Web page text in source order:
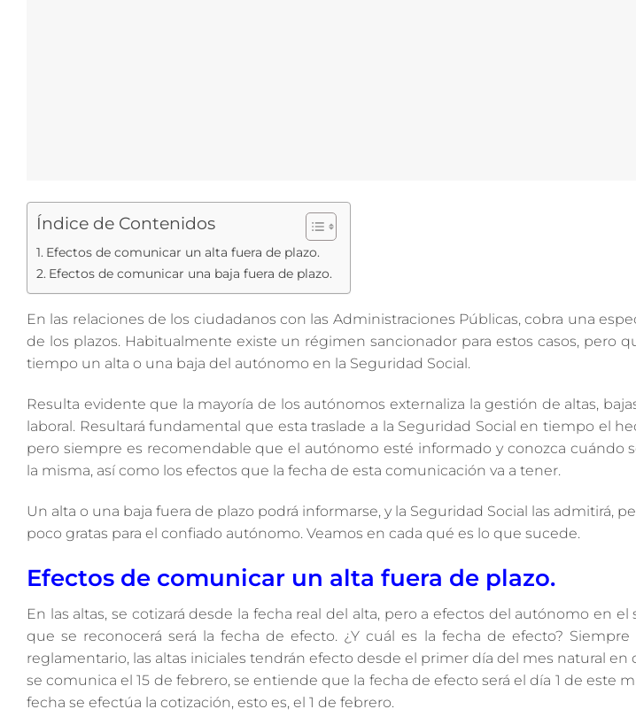
Índice de Contenidos
Efectos de comunicar un alta fuera de plazo.
Efectos de comunicar una baja fuera de plazo.
En las relaciones de los ciudadanos con las Administraciones Públicas, cobra una
de los plazos. Habitualmente existe un régimen sancionador para estos casos, pero
tiempo un alta o una baja del autónomo en la Seguridad Social.
Resulta evidente que la mayoría de los autónomos externaliza la gestión de altas,
laboral. Resultará fundamental que esta traslade a la Seguridad Social en tiempo el
pero siempre es recomendable que el autónomo esté informado y conozca cuándo
la misma, así como los efectos que la fecha de esta comunicación va a tener.
Un alta o una baja fuera de plazo podrá informarse, y la Seguridad Social las admitirá,
poco gratas para el confiado autónomo. Veamos en cada qué es lo que sucede.
Efectos de comunicar un alta fuera de plazo.
En las altas, se cotizará desde la fecha real del alta, pero a efectos del autónomo en
que se reconocerá será la fecha de efecto. ¿Y cuál es la fecha de efecto?
reglamentario, las altas iniciales tendrán efecto desde el primer día del mes natural en
se comunica el 15 de febrero, se entiende que la fecha de efecto será el día 1 de este
fecha se efectúa la cotización, esto es, el 1 de febrero.